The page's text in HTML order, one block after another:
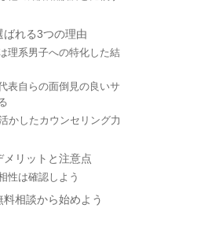
れる3つの理由
理系男子への特化した結
表自らの面倒見の良いサ
かしたカウンセリング力
リットと注意点
性は確認しよう
相談から始めよう